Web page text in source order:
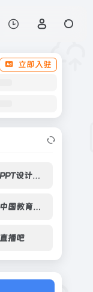
立即入驻
PPT设计教程网
中国教育和科研计算网(CERNET)
直播吧